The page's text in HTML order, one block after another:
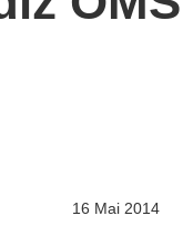
16 Mai 2014